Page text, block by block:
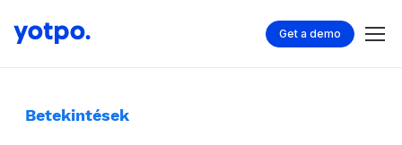
Get a demo
Betekintések